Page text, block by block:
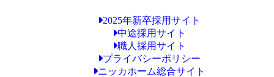
2025年新卒採用サイト
中途採用サイト
職人採用サイト
プライバシーポリシー
ニッカホーム総合サイト